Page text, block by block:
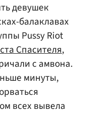
девушек
балаклавах
Pussy Riot
Спасителя,
с амвона.
минуты,
всех вывела